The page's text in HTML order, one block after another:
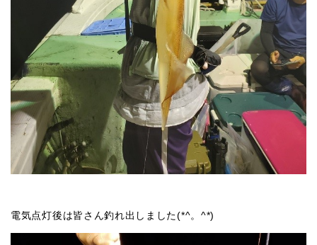
電気点灯後は皆さん釣れ出しました(*^。^*)